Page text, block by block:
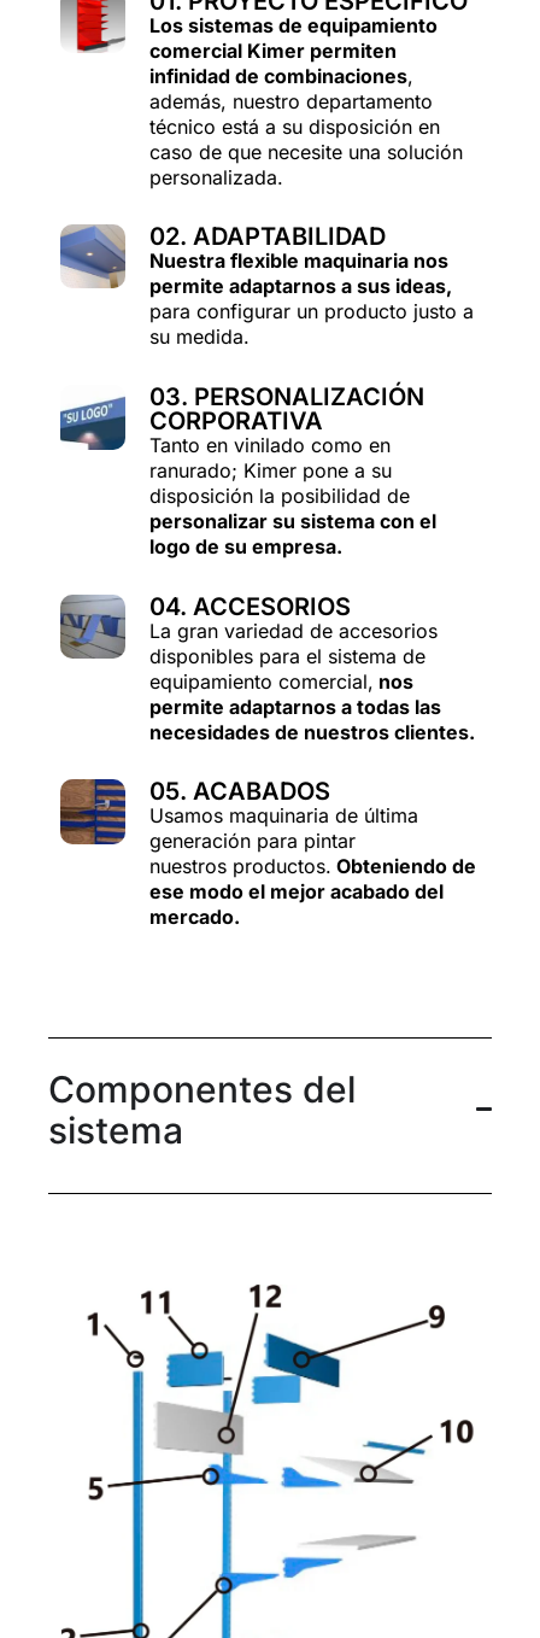
Los sistemas de equipamiento
comercial Kimer permiten
infinidad de combinaciones,
además, nuestro departamento
técnico está a su disposición en
caso de que necesite una solución
personalizada.
02. ADAPTABILIDAD
Nuestra flexible maquinaria nos
permite adaptarnos a sus ideas,
para configurar un producto justo a
su medida.
03. PERSONALIZACIÓN
CORPORATIVA
Tanto en vinilado como en
ranurado; Kimer pone a su
disposición la posibilidad de
personalizar su sistema con el
logo de su empresa.
04. ACCESORIOS
La gran variedad de accesorios
disponibles para el sistema de
equipamiento comercial, nos
permite adaptarnos a todas las
necesidades de nuestros clientes.
05. ACABADOS
Usamos maquinaria de última
generación para pintar
nuestros productos. Obteniendo de
ese modo el mejor acabado del
mercado.
Componentes del
sistema